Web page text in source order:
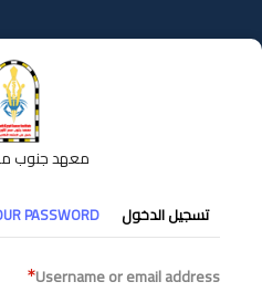
إلى
المحتوى
معهد جنوب
التبويبات
الأساسية
تسجيل الدخول PASSWORD
Username or email address